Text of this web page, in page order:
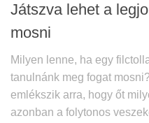
Játszva lehet a
mosni
Milyen lenne, ha egy
tanulnánk meg fogat
emlékszik arra, hogy őt
azonban a folytonos